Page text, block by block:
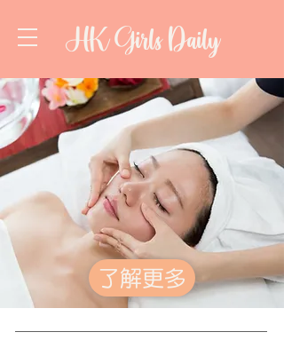
HK Girls Daily
了解更多